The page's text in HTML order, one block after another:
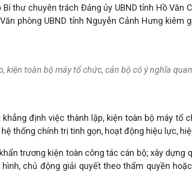
thư chuyên trách Đảng ủy UBND tỉnh Hồ Văn
phòng UBND tỉnh Nguyễn Cảnh Hưng kiêm
kiện toàn bộ máy tổ chức, cán bộ có ý nghĩa
định việc thành lập, kiện toàn bộ máy tổ
thống chính trị tinh gọn, hoạt động hiệu lực,
trương kiện toàn công tác cán bộ; xây dựng
chủ động giải quyết theo thẩm quyền